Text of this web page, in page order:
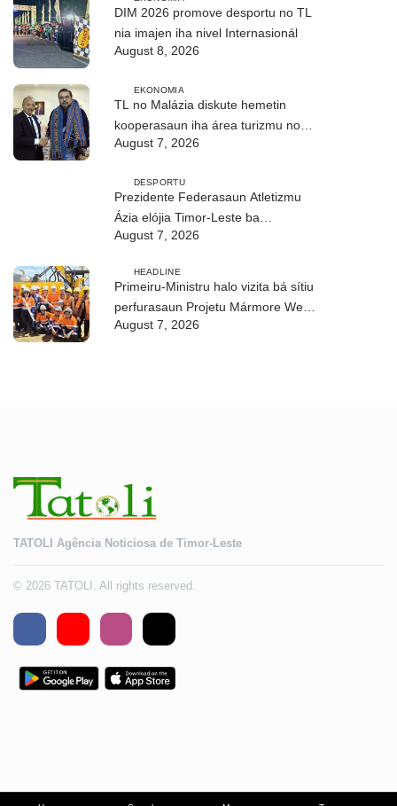
DIM 2026 promove desportu no TL
nia imajen iha nivel Internasionál
August 8, 2026
EKONOMIA
TL no Malázia diskute hemetin
kooperasaun iha área turizmu no
edukasaun
August 7, 2026
DESPORTU
Prezidente Federasaun Atletizmu
Ázia elójia Timor-Leste ba
realizasaun DIM 2026
August 7, 2026
HEADLINE
Primeiru-Ministru halo vizita bá sítiu
perfurasaun Projetu Mármore We-
uah iha Ilimanu
August 7, 2026
TATOLI Agência Noticiosa de Timor-Leste
© 2026 TATOLI. All rights reserved.